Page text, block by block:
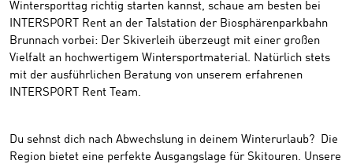
Wintersporttag richtig starten kannst, schaue am besten bei
INTERSPORT Rent an der Talstation der Biosphärenparkbahn
Brunnach vorbei: Der Skiverleih überzeugt mit einer großen
Vielfalt an hochwertigem Wintersportmaterial. Natürlich stets
mit der ausführlichen Beratung von unserem erfahrenen
INTERSPORT Rent Team.
Du sehnst dich nach Abwechslung in deinem Winterurlaub? Die
Region bietet eine perfekte Ausgangslage für Skitouren. Unsere